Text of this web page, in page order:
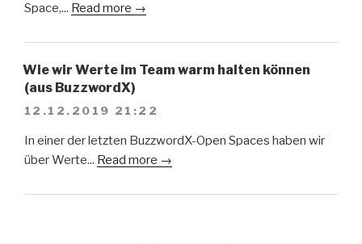
Space,... Read more →
Wie wir Werte im Team warm halten können
(aus BuzzwordX)
12.12.2019 21:22
In einer der letzten BuzzwordX-Open Spaces haben wir
über Werte... Read more →